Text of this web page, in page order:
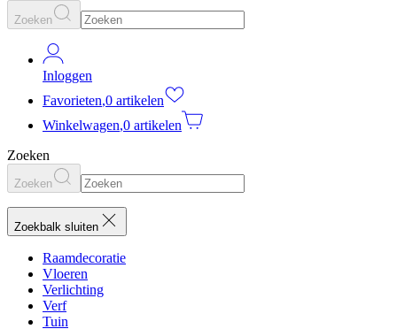
Zoeken
Inloggen
Favorieten,0 artikelen
Winkelwagen,0 artikelen
Zoeken
Zoeken
Zoekbalk sluiten
Raamdecoratie
Vloeren
Verlichting
Verf
Tuin